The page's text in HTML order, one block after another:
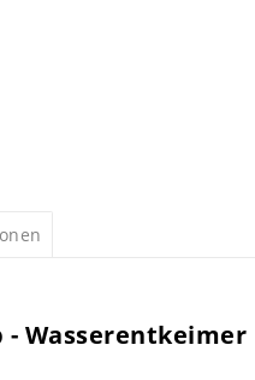
- Wasserentkeimer